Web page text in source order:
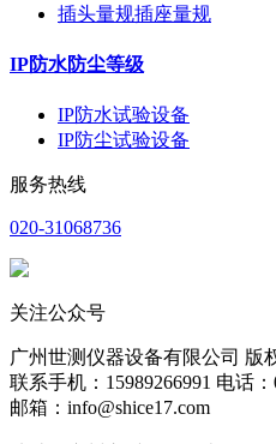
插头量规插座量规
IP防水防尘等级
IP防水试验设备
IP防尘试验设备
服务热线
020-31068736
关注公众号
广州世测仪器设备有限公司 版
联系手机：15989266991 电话
邮箱：info@shice17.com